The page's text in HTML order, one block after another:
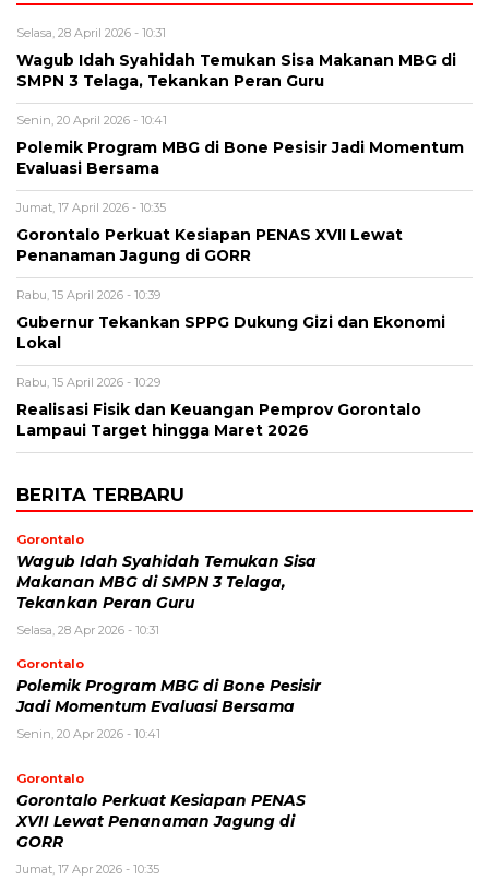
Selasa, 28 April 2026 - 10:31
Wagub Idah Syahidah Temukan Sisa Makanan MBG di
SMPN 3 Telaga, Tekankan Peran Guru
Senin, 20 April 2026 - 10:41
Polemik Program MBG di Bone Pesisir Jadi Momentum
Evaluasi Bersama
Jumat, 17 April 2026 - 10:35
Gorontalo Perkuat Kesiapan PENAS XVII Lewat
Penanaman Jagung di GORR
Rabu, 15 April 2026 - 10:39
Gubernur Tekankan SPPG Dukung Gizi dan Ekonomi
Lokal
Rabu, 15 April 2026 - 10:29
Realisasi Fisik dan Keuangan Pemprov Gorontalo
Lampaui Target hingga Maret 2026
BERITA TERBARU
Gorontalo
Wagub Idah Syahidah Temukan Sisa
Makanan MBG di SMPN 3 Telaga,
Tekankan Peran Guru
Selasa, 28 Apr 2026 - 10:31
Gorontalo
Polemik Program MBG di Bone Pesisir
Jadi Momentum Evaluasi Bersama
Senin, 20 Apr 2026 - 10:41
Gorontalo
Gorontalo Perkuat Kesiapan PENAS
XVII Lewat Penanaman Jagung di
GORR
Jumat, 17 Apr 2026 - 10:35